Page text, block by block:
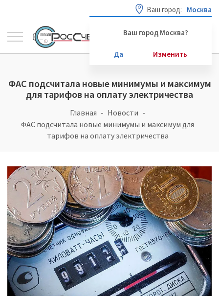
Ваш город: Москва
Ваш город Москва?
Да Изменить
ФАС подсчитала новые минимумы и максимум
для тарифов на оплату электричества
Главная
Новости
ФАС подсчитала новые минимумы и максимум для
тарифов на оплату электричества